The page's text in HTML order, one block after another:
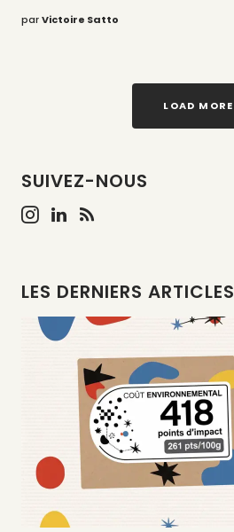
parVictoire Satto
LOAD MORE
SUIVEZ-NOUS
LES DERNIERS ARTICLES